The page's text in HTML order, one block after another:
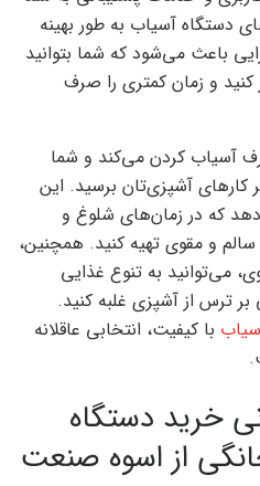
دستگاه آسیاب به طور بهینه
باعث می‌شود که شما بتوانید
کنید و زمان کمتری را صرف
آسیاب کردن می‌کند و شما
کارهای آشپزی‌تان برسید. این
که در زمان‌های شلوغ و
سالم و مقوی تهیه کنید. همچنین،
می‌توانید به تنوع غذایی
ترس از آشپزی غلبه کنید.
با کیفیت، انتخابی عاقلانه
خرید دستگاه
از اسوه صنعت